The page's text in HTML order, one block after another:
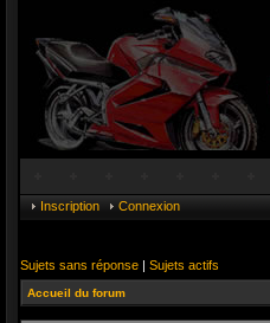
Inscription Connexion
Sujets sans réponse | Sujets actifs
Accueil du forum